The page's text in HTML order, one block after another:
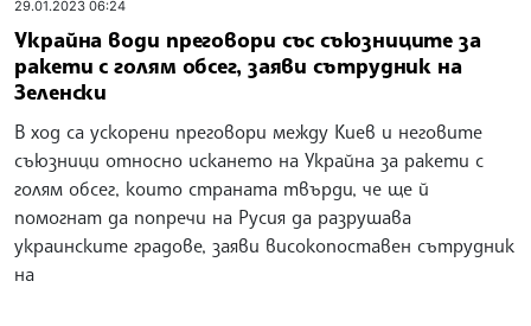
29.01.2023 06:24
Украйна води преговори със съюзниците за
ракети с голям обсег, заяви сътрудник на
Зеленски
В ход са ускорени преговори между Киев и неговите
съюзници относно искането на Украйна за ракети с
голям обсег, които страната твърди, че ще й
помогнат да попречи на Русия да разрушава
украинските градове, заяви високопоставен сътрудник
на